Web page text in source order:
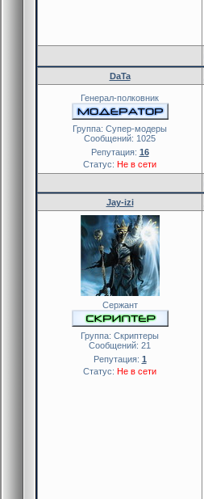
DaTa
Генерал-полковник
Группа: Cупер-модеры
Сообщений: 1025
Репутация: 16
Статус: Не в сети
Jay-izi
Сержант
Группа: Скриптеры
Сообщений: 21
Репутация: 1
Статус: Не в сети